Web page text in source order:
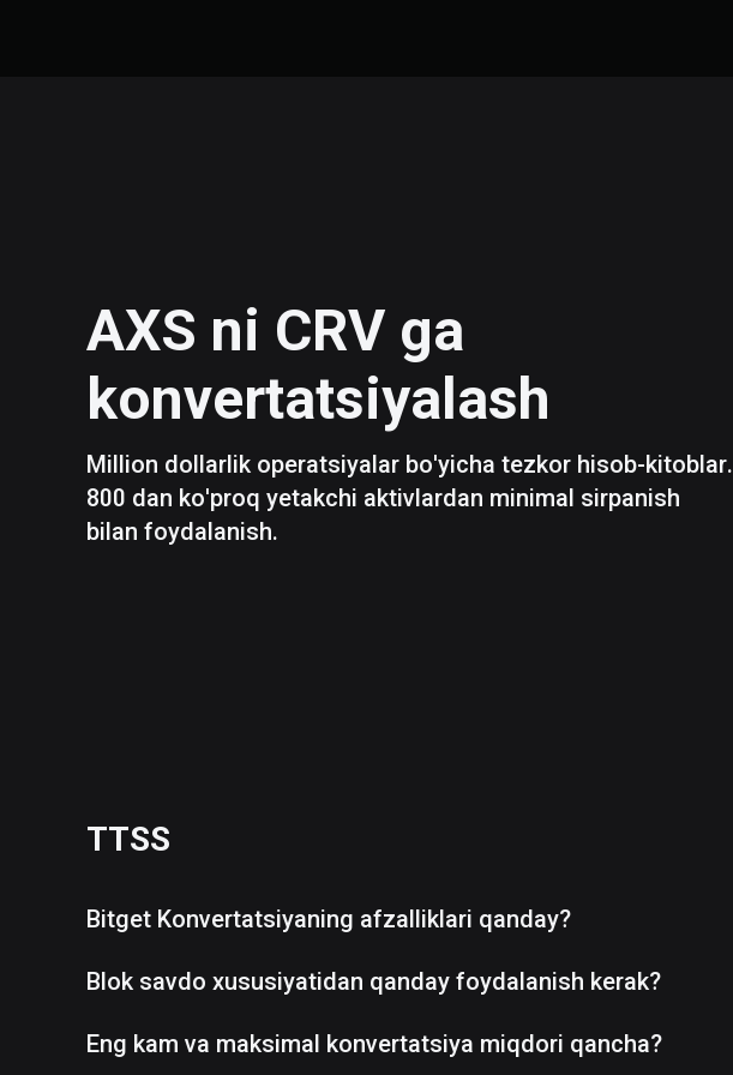
AXS ni CRV ga
konvertatsiyalash
Million dollarlik operatsiyalar bo'yicha tezkor hisob-kitoblar.
800 dan ko'proq yetakchi aktivlardan minimal sirpanish
bilan foydalanish.
TTSS
Bitget Konvertatsiyaning afzalliklari qanday?
Blok savdo xususiyatidan qanday foydalanish kerak?
Eng kam va maksimal konvertatsiya miqdori qancha?